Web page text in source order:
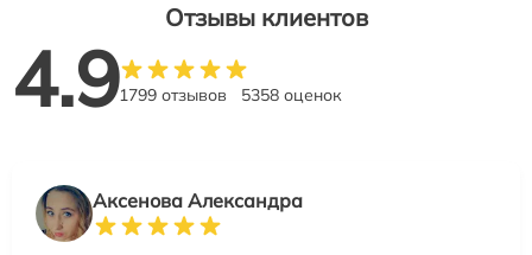
Отзывы клиентов
4.91799 отзывов 5358 оценок
Аксенова Александра